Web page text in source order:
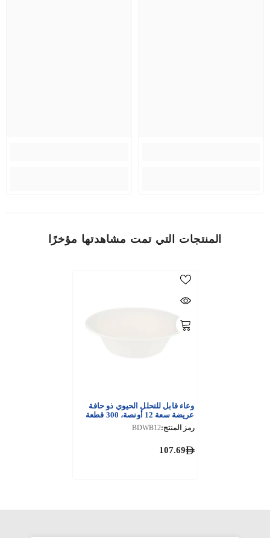
المنتجات التي تمت مشاهدتها مؤخرًا
وعاء قابل للتحلل الحيوي ذو حافة
عريضة سعة 12 أونصة، 300 قطعة
رمز المنتج:BDWB12
107.69